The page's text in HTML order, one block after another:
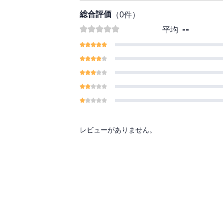
総合評価 （0件）
平均 --
レビューがありません。